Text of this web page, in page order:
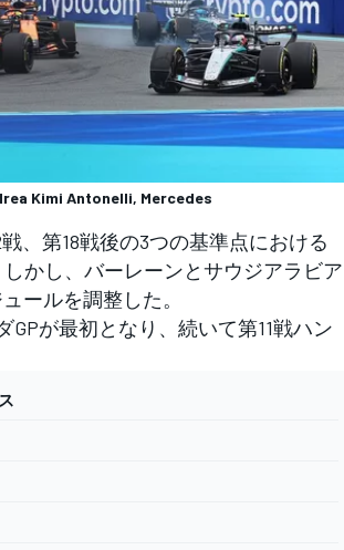
Kimi Antonelli, Mercedes
、第18戦後の3つの基準点における
かし、バーレーンとサウジアラビア
ールを調整した。
が最初となり、続いて第11戦ハン